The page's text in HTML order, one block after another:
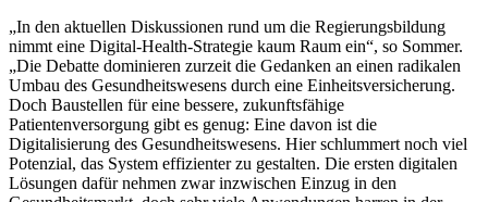
„In den aktuellen Diskussionen rund um die Regierungsbildung
nimmt eine Digital-Health-Strategie kaum Raum ein“, so Sommer.
„Die Debatte dominieren zurzeit die Gedanken an einen radikalen
Umbau des Gesundheitswesens durch eine Einheitsversicherung.
Doch Baustellen für eine bessere, zukunftsfähige
Patientenversorgung gibt es genug: Eine davon ist die
Digitalisierung des Gesundheitswesens. Hier schlummert noch viel
Potenzial, das System effizienter zu gestalten. Die ersten digitalen
Lösungen dafür nehmen zwar inzwischen Einzug in den